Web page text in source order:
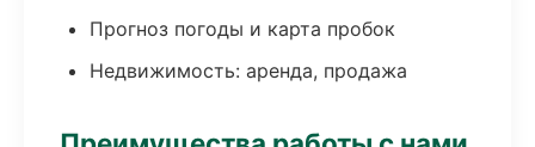
Прогноз погоды и карта пробок
Недвижимость: аренда, продажа